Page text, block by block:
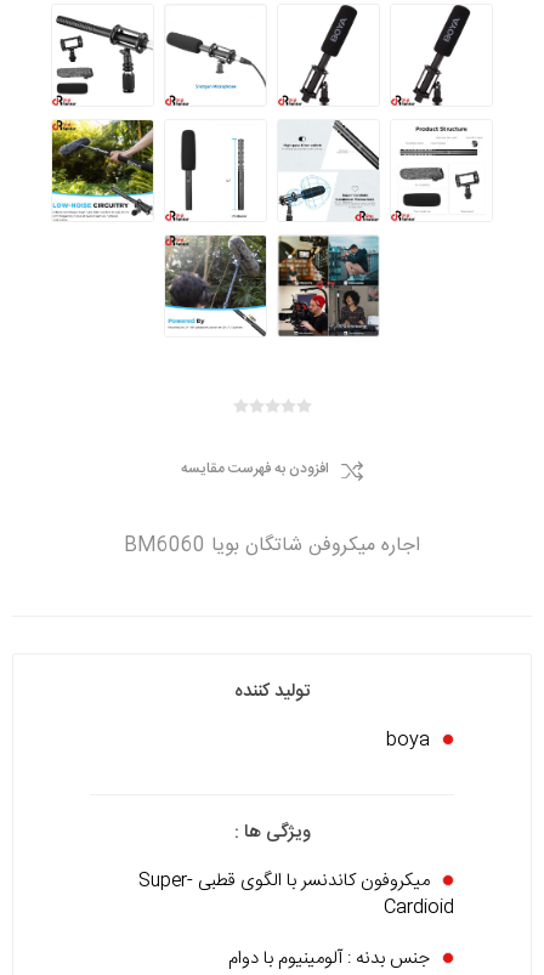
افزودن به فهرست مقایسه
اجاره میکروفن شاتگان بویا BM6060
تولید کننده
boya
ویژگی ها :
میکروفون کاندنسر با الگوی قطبی Super-
Cardioid
جنس بدنه : آلومینیوم با دوام